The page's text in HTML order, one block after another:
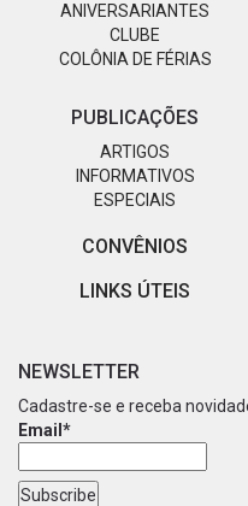
ANIVERSARIANTES
CLUBE
COLÔNIA DE FÉRIAS
PUBLICAÇÕES
ARTIGOS
INFORMATIVOS
ESPECIAIS
CONVÊNIOS
LINKS ÚTEIS
NEWSLETTER
Cadastre-se e receba
Email*